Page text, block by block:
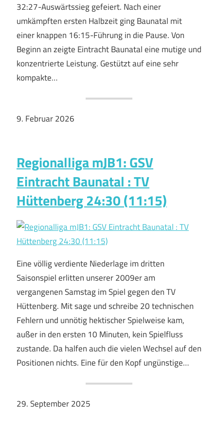
32:27-Auswärtssieg gefeiert. Nach einer
umkämpften ersten Halbzeit ging Baunatal mit
einer knappen 16:15-Führung in die Pause. Von
Beginn an zeigte Eintracht Baunatal eine mutige und
konzentrierte Leistung. Gestützt auf eine sehr
kompakte…
9. Februar 2026
Regionalliga mJB1: GSV
Eintracht Baunatal : TV
Hüttenberg 24:30 (11:15)
Eine völlig verdiente Niederlage im dritten
Saisonspiel erlitten unserer 2009er am
vergangenen Samstag im Spiel gegen den TV
Hüttenberg. Mit sage und schreibe 20 technischen
Fehlern und unnötig hektischer Spielweise kam,
außer in den ersten 10 Minuten, kein Spielfluss
zustande. Da halfen auch die vielen Wechsel auf den
Positionen nichts. Eine für den Kopf ungünstige…
29. September 2025